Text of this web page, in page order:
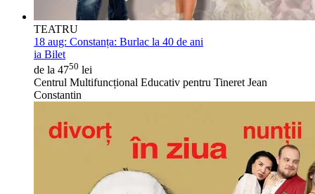
TEATRU
18 aug: Constanța: Burlac la 40 de ani
ia Bilet
de la 4750 lei
Centrul Multifuncțional Educativ pentru Tineret Jean
Constantin